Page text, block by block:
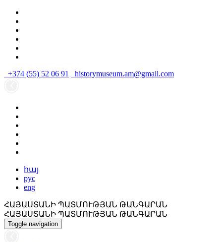
+374 (55) 52 06 91 historymuseum.am@gmail.com
հայ
рус
eng
ՀԱՅԱՍՏԱՆԻ ՊԱՏՄՈՒԹՅԱՆ ԹԱՆԳԱՐԱՆ
ՀԱՅԱՍՏԱՆԻ ՊԱՏՄՈՒԹՅԱՆ ԹԱՆԳԱՐԱՆ
Toggle navigation